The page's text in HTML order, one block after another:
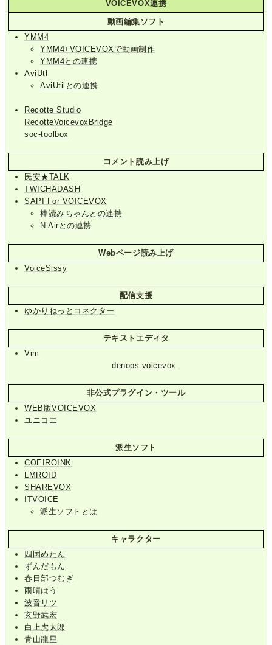
VOICEVOX連携
動画編集ソフト
YMM4
YMM4+VOICEVOXで動画制作
YMM4との連携
AviUtl
AviUtilとの連携
Recotte Studio
RecotteVoicevoxBridge
soc-toolbox
コメント読み上げ
民安★TALK
TWICHADASH
SAPI For VOICEVOX
棒読みちゃんとの連携
N Airとの連携
Webページ読み上げ
VoiceSissy
配信支援
ゆかりねっとコネクター
テキストエディタ
Vim
denops-voicevox
非公式プラグイン・ツール
WEB版VOICEVOX
ユニコエ
派生ソフト
COEIROINK
LMROID
SHAREVOX
ITVOICE
派生ソフトとは
キャラクター
四国めたん
ずんだもん
春日部つむぎ
雨晴はう
波音リツ
玄野武宏
白上虎太郎
青山龍星